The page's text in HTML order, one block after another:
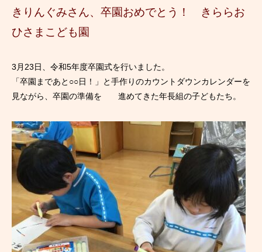
きりんぐみさん、卒園おめでとう！ きららお
ひさまこども園
3月23日、令和5年度卒園式を行いました。
「卒園まであと○○日！」と手作りのカウントダウンカレンダーを
見ながら、卒園の準備を 進めてきた年長組の子どもたち。